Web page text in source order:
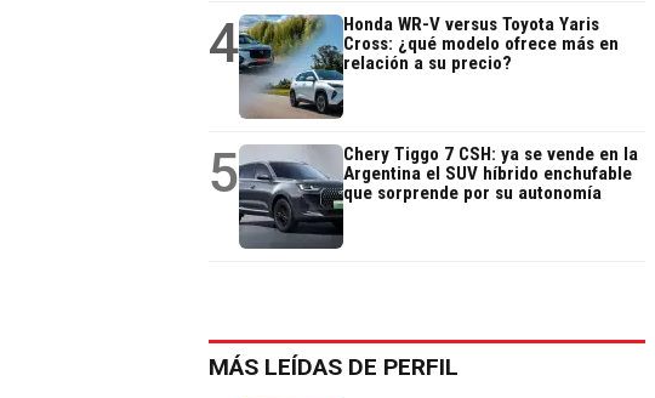
4
Honda WR-V versus Toyota Yaris
Cross: ¿qué modelo ofrece más en
relación a su precio?
5
Chery Tiggo 7 CSH: ya se vende en la
Argentina el SUV híbrido enchufable
que sorprende por su autonomía
MÁS LEÍDAS DE PERFIL